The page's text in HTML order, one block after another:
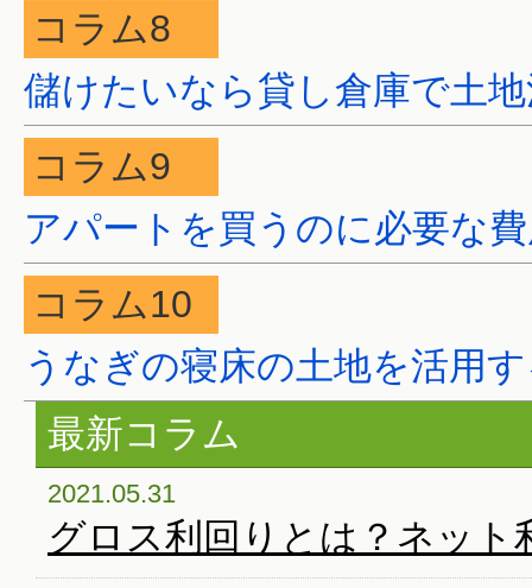
コラム8
儲けたいなら貸し倉庫で土
コラム9
アパートを買うのに必要な
コラム10
うなぎの寝床の土地を活用
最新コラム
2021.05.31
グロス利回りとは？ネット